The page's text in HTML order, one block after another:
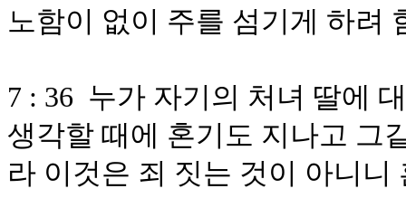
노함이 없이 주를 섬기게 하려
7 : 36 누가 자기의 처녀 딸에
생각할 때에 혼기도 지나고 그
라 이것은 죄 짓는 것이 아니니